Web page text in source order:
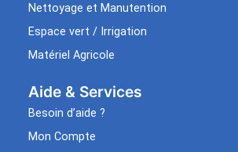
Nettoyage et Manutention
Espace vert / Irrigation
Matériel Agricole
Aide & Services​
Besoin d’aide ?
Mon Compte